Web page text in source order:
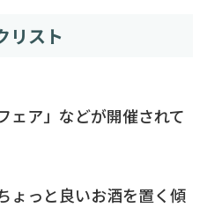
リスト
ェア」などが開催されて
ょっと良いお酒を置く傾